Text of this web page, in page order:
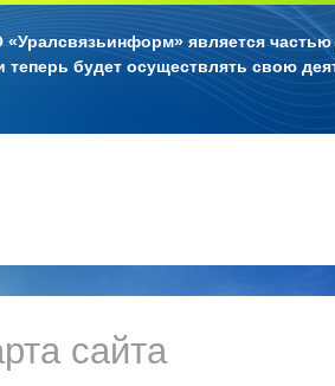
является
теперь будет осуществлять свою
сайта